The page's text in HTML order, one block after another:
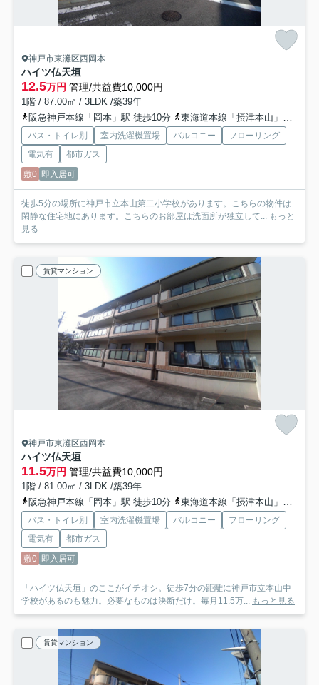
神戸市東灘区西岡本
ハイツ仏天垣
12.5万円 管理/共益費10,000円
1階 / 87.00㎡ / 3LDK /築39年
阪急神戸本線「岡本」駅 徒歩10分
東海道本線「摂津本山」駅 徒歩15分
バス・トイレ別 室内洗濯機置場 バルコニー
フローリング
電気有
都市ガス
敷0 即入居可
徒歩5分の場所に神戸市立本山第二小学校があります。こちらの物件は
閑静な住宅地にあります。こちらのお部屋は洗面所が独立して... もっと
見る
賃貸マンション
神戸市東灘区西岡本
ハイツ仏天垣
11.5万円 管理/共益費10,000円
1階 / 81.00㎡ / 3LDK /築39年
阪急神戸本線「岡本」駅 徒歩10分
東海道本線「摂津本山」駅 徒歩15分
バス・トイレ別 室内洗濯機置場 バルコニー
フローリング
電気有
都市ガス
敷0 即入居可
「ハイツ仏天垣」のここがイチオシ。徒歩7分の距離に神戸市立本山中
学校があるのも魅力。必要なものは決断だけ。毎月11.5万... もっと見る
賃貸マンション